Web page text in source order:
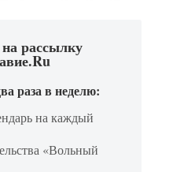
рассылку
раза в неделю:
на каждый
«Вольный